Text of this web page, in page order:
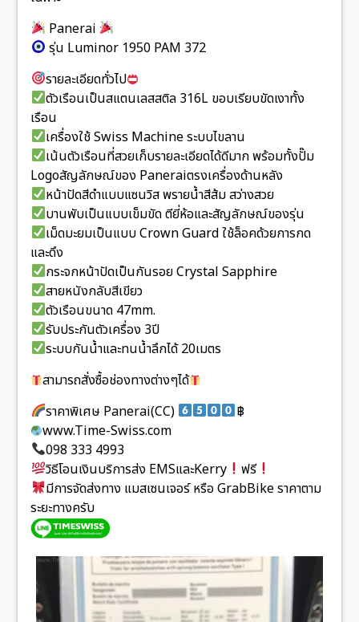
Panerai
รุ่น Luminor 1950 PAM 372
รายละเอียดทั่วไป
ตัวเรือนเป็นสแตนเลสสติล 316L ขอบเรียบขัดเงาทั้ง
เรือน
เครื่องใช้ Swiss Machine ระบบไขลาน
เน้นตัวเรือนที่สวยเก็บรายละเอียดได้ดีมาก พร้อมทั้งปั๊ม
Logoสัญลักษณ์ของ Paneraiตรงเครื่องด้านหลัง
หน้าปัดสีดำแบบแซนวิส พรายน้ำสีส้ม สว่างสวย
บานพับเป็นแบบเข็มขัด ตียี่ห้อและสัญลักษณ์ของรุ่น
เม็ดมะยมเป็นแบบ Crown Guard ใช้ล็อคด้วยการกด
และดึง
กระจกหน้าปัดเป็นกันรอย Crystal Sapphire
สายหนังกลับสีเขียว
ตัวเรือนขนาด 47mm.
รับประกันตัวเครื่อง 3ปี
ระบบกันน้ำและทนน้ำลึกได้ 20เมตร
สามารถสั่งซื้อช่องทางต่างๆได้
ราคาพิเศษ Panerai(CC)
฿
www.Time-Swiss.com
098 333 4993
วิธีโอนเงินบริการส่ง EMSและKerry
ฟรี
มีการจัดส่งทาง แมสเซนเจอร์ หรือ GrabBike ราคาตาม
ระยะทางครับ